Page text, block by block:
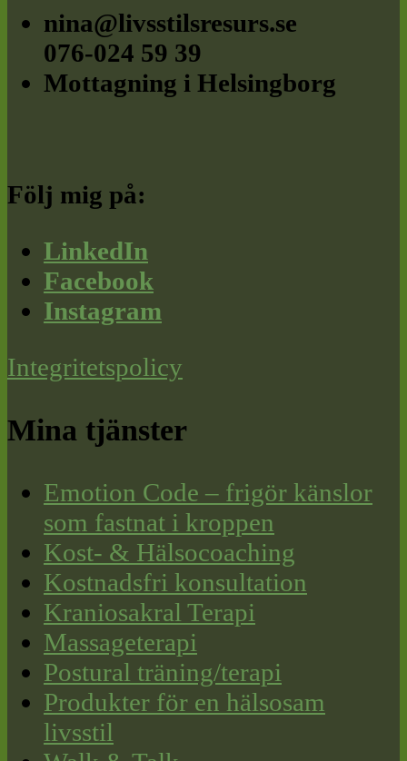
nina@livsstilsresurs.se
076-024 59 39
Mottagning i Helsingborg
Följ mig på:
LinkedIn
Facebook
Instagram
Integritetspolicy
Mina tjänster
Emotion Code – frigör känslor
som fastnat i kroppen
Kost- & Hälsocoaching
Kostnadsfri konsultation
Kraniosakral Terapi
Massageterapi
Postural träning/terapi
Produkter för en hälsosam
livsstil